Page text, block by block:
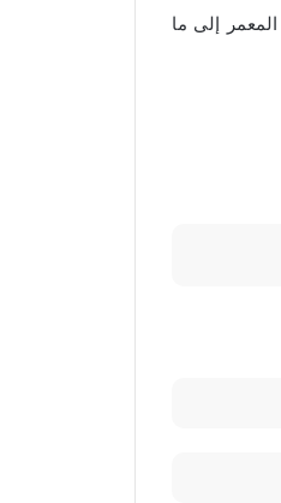
إلى ما